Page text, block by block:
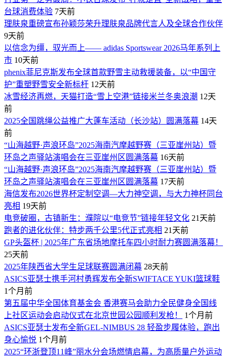
台球消费体验 7天前
理肤泉重磅宣布孙颖莎荣升理肤泉品牌代言人及全球合作伙伴
9天前
以信念为缰，驭光而上—— adidas Sportswear 2026马年系列上
市 10天前
phenix菲尼克斯发布全球首款野雪主动救援装备，以“中国守
护”重塑野雪安全新标杆 12天前
冰雪经济再燃，天猫打造“雪上空港”链接米兰冬奥浪潮 12天
前
2025全国跳绳公益推广大蓬车活动（长沙站）圆满落幕 14天
前
“山海越野·声浪环岛”2025海南汽摩越野赛（三亚崖州站）暨
环岛之声驿站演唱会在三亚崖州区圆满落幕 16天前
“山海越野·声浪环岛”2025海南汽摩越野赛（三亚崖州站）暨
环岛之声驿站演唱会在三亚崖州区圆满落幕 17天前
海信发布2026世界杯定制空调—大力神空调，与大力神杯同台
亮相 19天前
电竞破圈，古镇新生：濮院以“电竞节”链接年轻文化 21天前
跑者的进化伙伴：特步两千公里5代正式亮相 21天前
GP头盔杯 | 2025年广东省场地摩托车四小时耐力赛圆满落幕！
25天前
2025年陕西省大学生足球联赛圆满闭幕 28天前
ASICS亚瑟士携手河村勇辉发布全新SWIFTACE YUKI篮球鞋
1个月前
第五届中华全国体育基金会 香港赛马会助力全民健身全国线
上社区运动会启动仪式在北京世园公园顺利发枪！
1个月前
ASICS亚瑟士发布全新GEL-NIMBUS 28 轻盈步履体验，跑出
身心愉悦 1个月前
2025“环浙登顶11峰”丽水分会场燃情启幕，为高质量户外运动